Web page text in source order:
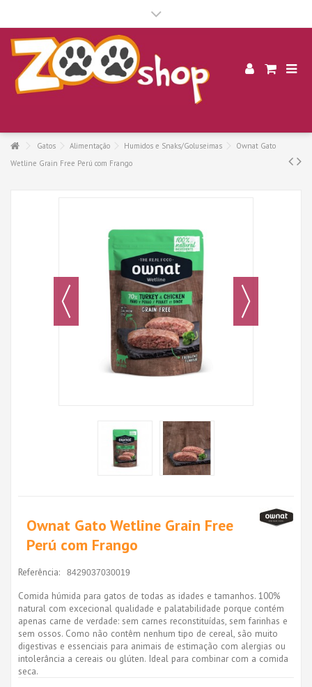
Gatos Alimentação Humidos e Snaks/Goluseimas
Ownat Gato
Wetline Grain Free Perú com Frango
Ownat Gato Wetline Grain Free
Perú com Frango
Referência: 8429037030019
Comida húmida para gatos de todas as idades e tamanhos. 100%
natural com excecional qualidade e palatabilidade porque contém
apenas carne de verdade: sem carnes reconstituídas, sem farinhas e
sem ossos. Como não contêm nenhum tipo de cereal, são muito
digestivas e essenciais para animais de estimação com alergias ou
intolerância a cereais ou glúten. Ideal para combinar com a comida
seca.